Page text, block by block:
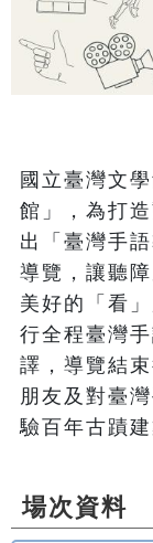
國立臺灣文
館」，為打
出「臺灣手
導覽，讓聽
美好的「看
行全程臺灣
譯，導覽結
朋友及對臺
驗百年古蹟
場次資料